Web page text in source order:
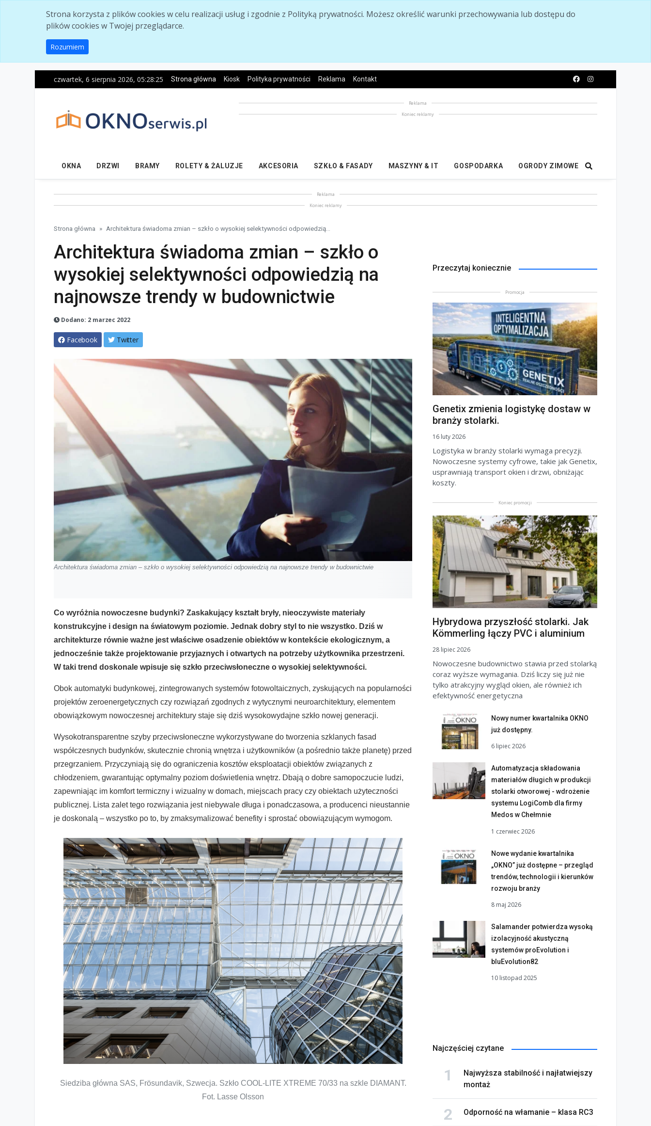
Strona korzysta z plików cookies w celu realizacji usług i zgodnie z Polityką prywatności. Możesz określić warunki przechowywania lub dostępu do
plików cookies w Twojej przeglądarce.
Rozumiem
czwartek, 6 sierpnia 2026, 05:28:26 Strona główna Kiosk Polityka prywatności Reklama Kontakt
Reklama
Koniec reklamy
OKNA DRZWI BRAMY ROLETY & ŻALUZJE AKCESORIA SZKŁO & FASADY MASZYNY & IT GOSPODARKA OGRODY ZIMOWE
Reklama
Koniec reklamy
Strona główna Architektura świadoma zmian – szkło o wysokiej selektywności odpowiedzią...
Architektura świadoma zmian – szkło o
wysokiej selektywności odpowiedzią na
najnowsze trendy w budownictwie
Dodano: 2 marzec 2022
Facebook Twitter
Architektura świadoma zmian – szkło o wysokiej selektywności odpowiedzią na najnowsze trendy w budownictwie
Co wyróżnia nowoczesne budynki? Zaskakujący kształt bryły, nieoczywiste materiały
konstrukcyjne i design na światowym poziomie. Jednak dobry styl to nie wszystko. Dziś w
architekturze równie ważne jest właściwe osadzenie obiektów w kontekście ekologicznym, a
jednocześnie także projektowanie przyjaznych i otwartych na potrzeby użytkownika przestrzeni.
W taki trend doskonale wpisuje się szkło przeciwsłoneczne o wysokiej selektywności.
Obok automatyki budynkowej, zintegrowanych systemów fotowoltaicznych, zyskujących na popularności
projektów zeroenergetycznych czy rozwiązań zgodnych z wytycznymi neuroarchitektury, elementem
obowiązkowym nowoczesnej architektury staje się dziś wysokowydajne szkło nowej generacji.
Wysokotransparentne szyby przeciwsłoneczne wykorzystywane do tworzenia szklanych fasad
współczesnych budynków, skutecznie chronią wnętrza i użytkowników (a pośrednio także planetę) przed
przegrzaniem. Przyczyniają się do ograniczenia kosztów eksploatacji obiektów związanych z
chłodzeniem, gwarantując optymalny poziom doświetlenia wnętrz. Dbają o dobre samopoczucie ludzi,
zapewniając im komfort termiczny i wizualny w domach, miejscach pracy czy obiektach użyteczności
publicznej. Lista zalet tego rozwiązania jest niebywale długa i ponadczasowa, a producenci nieustannie
je doskonalą – wszystko po to, by zmaksymalizować benefity i sprostać obowiązującym wymogom.
Siedziba główna SAS, Frösundavik, Szwecja. Szkło COOL-LITE XTREME 70/33 na szkle DIAMANT.
Fot. Lasse Olsson
Przeczytaj koniecznie
Promocja
Genetix zmienia logistykę dostaw w
branży stolarki.
16 luty 2026
Logistyka w branży stolarki wymaga precyzji.
Nowoczesne systemy cyfrowe, takie jak Genetix,
usprawniają transport okien i drzwi, obniżając
koszty.
Koniec promocji
Hybrydowa przyszłość stolarki. Jak
Kömmerling łączy PVC i aluminium
28 lipiec 2026
Nowoczesne budownictwo stawia przed stolarką
coraz wyższe wymagania. Dziś liczy się już nie
tylko atrakcyjny wygląd okien, ale również ich
efektywność energetyczna
Nowy numer kwartalnika OKNO
już dostępny.
6 lipiec 2026
Automatyzacja składowania
materiałów długich w produkcji
stolarki otworowej - wdrożenie
systemu LogiComb dla firmy
Medos w Chełmnie
1 czerwiec 2026
Nowe wydanie kwartalnika
„OKNO” już dostępne – przegląd
trendów, technologii i kierunków
rozwoju branży
8 maj 2026
Salamander potwierdza wysoką
izolacyjność akustyczną
systemów proEvolution i
bluEvolution82
10 listopad 2025
Najczęściej czytane
Najwyższa stabilność i najłatwiejszy
montaż
Odporność na włamanie – klasa RC3